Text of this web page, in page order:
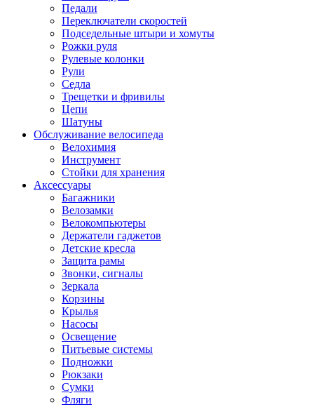
Педали
Переключатели скоростей
Подседельные штыри и хомуты
Рожки руля
Рулевые колонки
Рули
Седла
Трещетки и фривилы
Цепи
Шатуны
Обслуживание велосипеда
Велохимия
Инструмент
Стойки для хранения
Аксессуары
Багажники
Велозамки
Велокомпьютеры
Держатели гаджетов
Детские кресла
Защита рамы
Звонки, сигналы
Зеркала
Корзины
Крылья
Насосы
Освещение
Питьевые системы
Подножки
Рюкзаки
Сумки
Фляги